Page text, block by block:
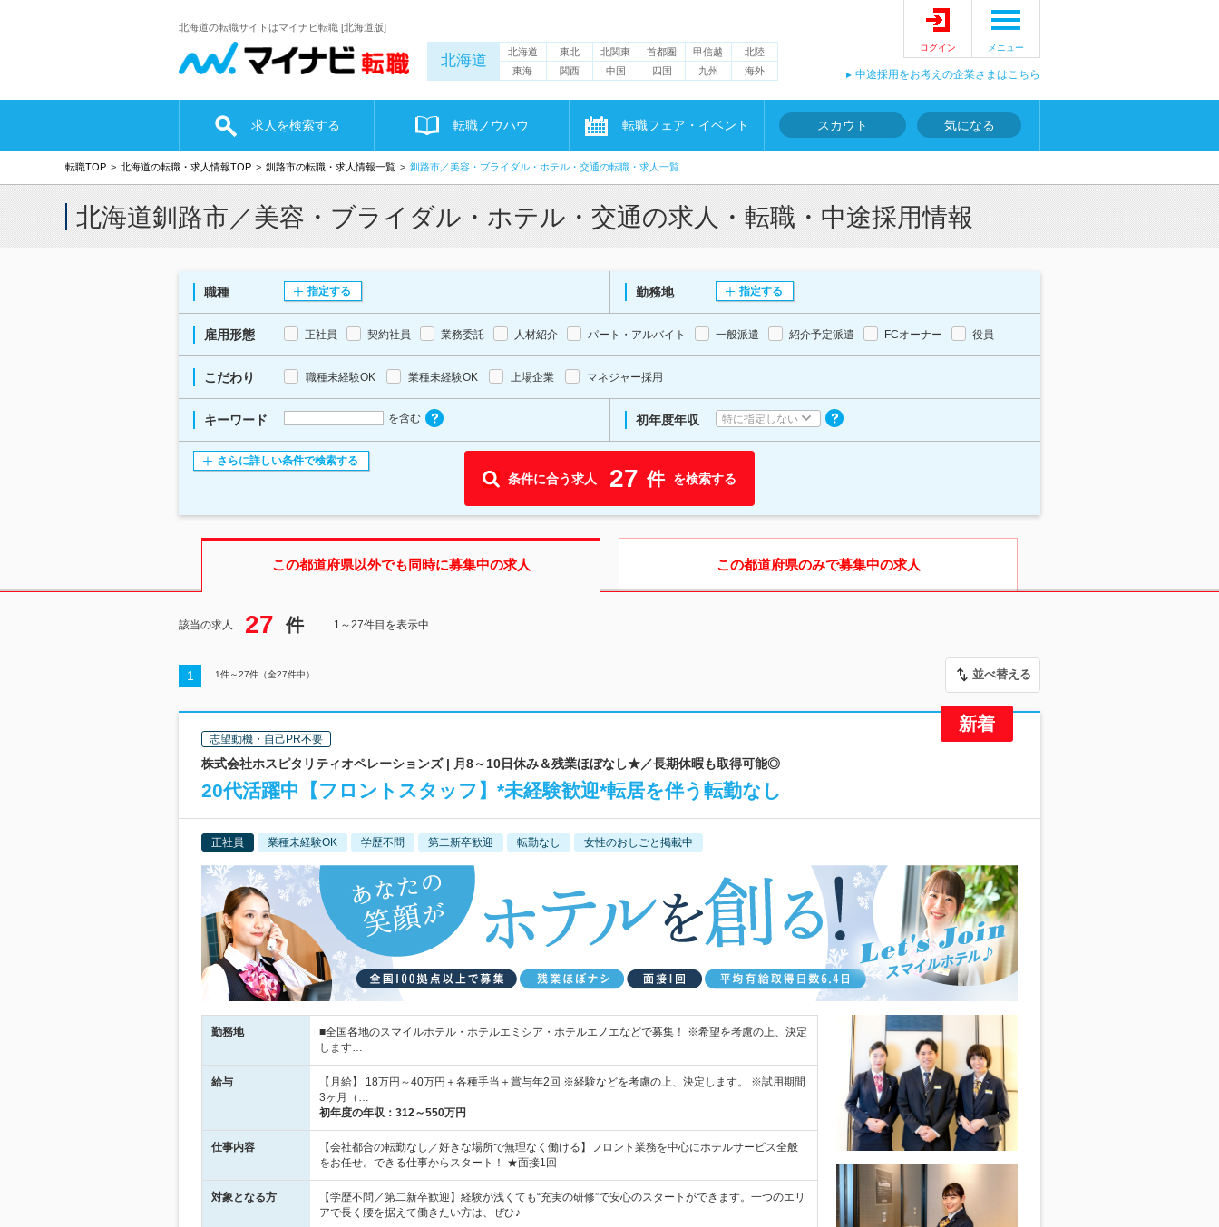
北海道の転職サイトはマイナビ転職 [北海道版]
北海道 北海道 東北 北関東 首都圏 甲信越
北陸
東海
関西 中国 四国 九州 海外
ログイン メニュー
中途採用をお考えの企業さまはこちら
求人を検索する 転職ノウハウ 転職フェア・イベント スカウト 気になる
転職TOP 北海道の転職・求人情報TOP 釧路市の転職・求人情報一覧 釧路市／美容・ブライダル・ホテル・交通の転職・求人一覧
北海道釧路市／美容・ブライダル・ホテル・交通の求人・転職・中途採用情報
職種 指定する 勤務地 指定する
雇用形態 正社員 契約社員 業務委託 人材紹介 パート・アルバイト 一般派遣 紹介予定派遣 FCオーナー 役員
こだわり 職種未経験OK 業種未経験OK 上場企業 マネジャー採用
キーワード を含む 初年度年収 特に指定しない
さらに詳しい条件で検索する
条件に合う求人 27 件 を検索する
この都道府県以外でも同時に募集中の求人 この都道府県のみで募集中の求人
該当の求人 27 件 1～27件目を表示中
1 1件～27件（全27件中） 並べ替える
志望動機・自己PR不要
株式会社ホスピタリティオペレーションズ | 月8～10日休み＆残業ほぼなし★／長期休暇も取得可能◎
20代活躍中【フロントスタッフ】*未経験歓迎*転居を伴う転勤なし
正社員 業種未経験OK 学歴不問 第二新卒歓迎 転勤なし 女性のおしごと掲載中
勤務地
■全国各地のスマイルホテル・ホテルエミシア・ホテルエノエなどで募集！ ※希望を考慮の上、決定
します…
給与
【月給】 18万円～40万円＋各種手当＋賞与年2回 ※経験などを考慮の上、決定します。 ※試用期間
3ヶ月（…
初年度の年収： 312～550万円
仕事内容
【会社都合の転勤なし／好きな場所で無理なく働ける】フロント業務を中心にホテルサービス全般
をお任せ。できる仕事からスタート！ ★面接1回
対象となる方
【学歴不問／第二新卒歓迎】経験が浅くても“充実の研修”で安心のスタートができます。一つのエリ
アで長く腰を据えて働きたい方は、ぜひ♪